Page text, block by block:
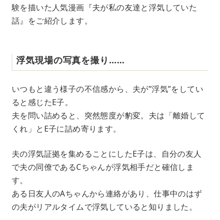
験を描いた人気漫画『夫が私の友達と浮気していた
話』をご紹介します。
浮気現場の写真を撮り……
いつもと違う様子の不信感から、夫が”浮気”をしてい
ると感じたE子。
夫を問い詰めると、突然態度が豹変。夫は「離婚して
くれ」とE子に詰め寄ります。
夫の浮気証拠を集めることにしたE子は、自分の友人
で夫の同僚であるCちゃんが浮気相手だと確信しま
す。
ある日友人のAちゃんから連絡があり、仕事中のはず
の夫がリアルタイムで浮気していると知りました。